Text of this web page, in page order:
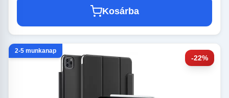
Kosárba
-22%
2-5 munkanap